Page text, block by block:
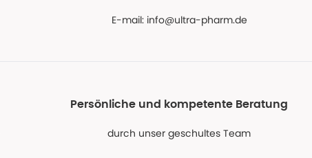
E-mail: info@ultra-pharm.de
Persönliche und kompetente Beratung
durch unser geschultes Team